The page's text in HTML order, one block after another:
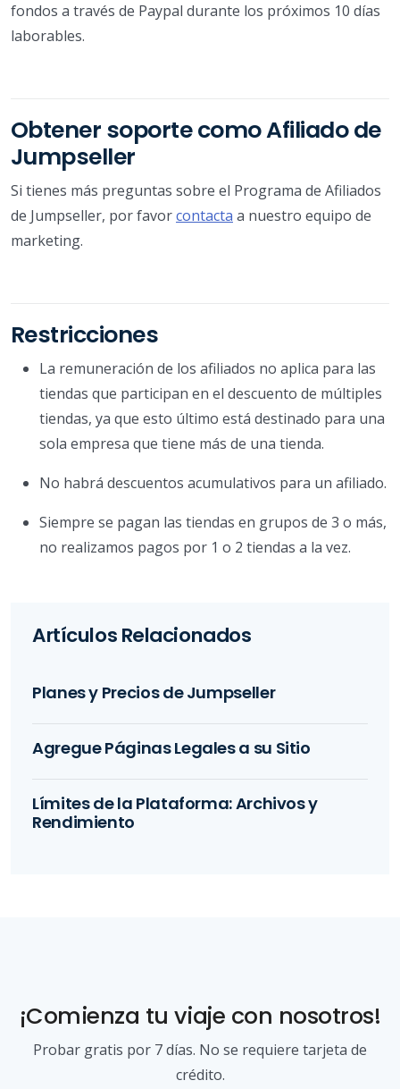
fondos a través de Paypal durante los próximos 10 días
laborables.
Obtener soporte como Afiliado de
Jumpseller
Si tienes más preguntas sobre el Programa de Afiliados
de Jumpseller, por favorcontacta a nuestro equipo de
marketing.
Restricciones
La remuneración de los afiliados no aplica para las
tiendas que participan en el descuento de múltiples
tiendas, ya que esto último está destinado para una
sola empresa que tiene más de una tienda.
No habrá descuentos acumulativos para un afiliado.
Siempre se pagan las tiendas en grupos de 3 o más,
no realizamos pagos por 1 o 2 tiendas a la vez.
Artículos Relacionados
Planes y Precios de Jumpseller
Agregue Páginas Legales a su Sitio
Límites de la Plataforma: Archivos y
Rendimiento
¡Comienza tu viaje con nosotros!
Probar gratis por 7 días. No se requiere tarjeta de
crédito.